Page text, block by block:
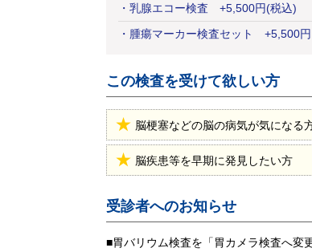
・ 乳腺エコー検査 +5,500円(税込)
・ 腫瘍マーカー検査セット +5,500円
この検査を受けて欲しい方
脳梗塞などの脳の病気が気になる
脳疾患等を早期に発見したい方
受診者へのお知らせ
■胃バリウム検査を「胃カメラ検査へ変